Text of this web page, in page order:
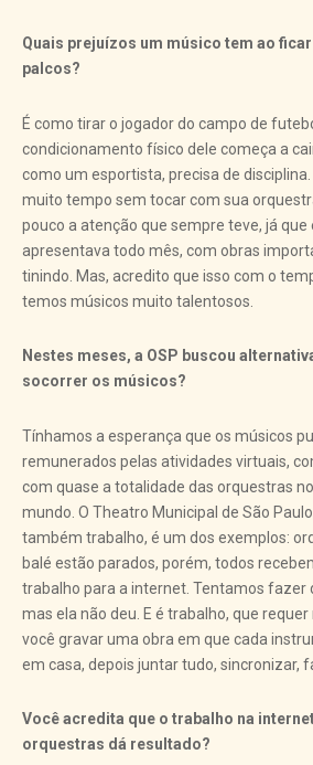
Quais prejuízos um músico tem ao
palcos?
É como tirar o jogador do campo de
condicionamento físico dele começa a
como um esportista, precisa de
muito tempo sem tocar com sua
pouco a atenção que sempre teve, já que
apresentava todo mês, com obras
tinindo. Mas, acredito que isso com o
temos músicos muito talentosos.
Nestes meses, a OSP buscou
socorrer os músicos?
Tínhamos a esperança que os músicos
remunerados pelas atividades virtuais,
com quase a totalidade das orquestras
mundo. O Theatro Municipal de São
também trabalho, é um dos exemplos:
balé estão parados, porém, todos
trabalho para a internet. Tentamos fazer
mas ela não deu. E é trabalho, que
você gravar uma obra em que cada
em casa, depois juntar tudo, sincronizar,
Você acredita que o trabalho na
orquestras dá resultado?